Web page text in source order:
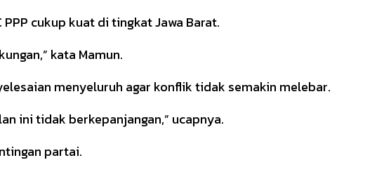
cukup kuat di tingkat Jawa Barat.
kata Mamun.
menyeluruh agar konflik tidak semakin melebar.
ini tidak berkepanjangan,” ucapnya.
partai.